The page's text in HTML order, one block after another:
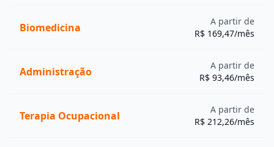
(UNICSUL)
Universidade de Caxias do Sul (UCS)
Caxias do
Sul (RS)
Salesiano Auxilium (UNISALESIANO)
(SP)
São Paulo
Biomedicina
A partir de
R$ 169,47/mês
Administração
A partir de
R$ 93,46/mês
Terapia Ocupacional
A partir de
R$ 212,26/mês